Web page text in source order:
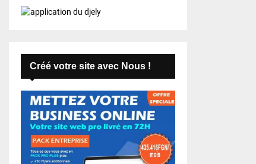
Créé votre site avec Nous !